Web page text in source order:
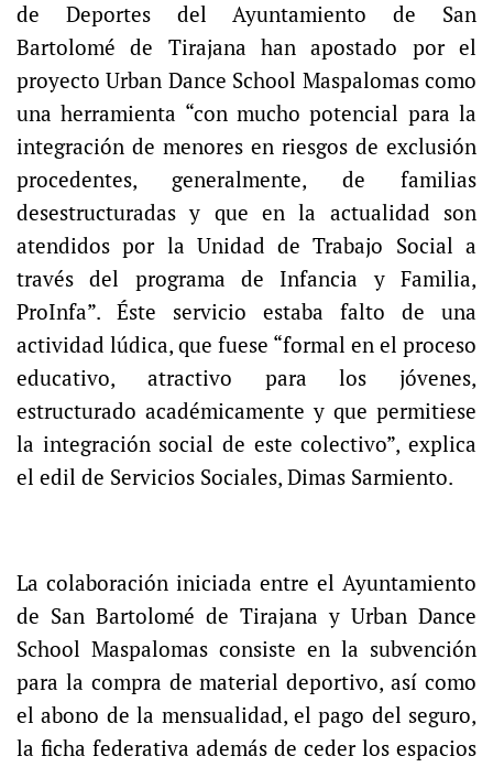
de Deportes del Ayuntamiento de San
Bartolomé de Tirajana han apostado por el
proyecto Urban Dance School Maspalomas como
una herramienta “con mucho potencial para la
integración de menores en riesgos de exclusión
procedentes, generalmente, de familias
desestructuradas y que en la actualidad son
atendidos por la Unidad de Trabajo Social a
través del programa de Infancia y Familia,
ProInfa”. Éste servicio estaba falto de una
actividad lúdica, que fuese “formal en el proceso
educativo, atractivo para los jóvenes,
estructurado académicamente y que permitiese
la integración social de este colectivo”, explica
el edil de Servicios Sociales, Dimas Sarmiento.
La colaboración iniciada entre el Ayuntamiento
de San Bartolomé de Tirajana y Urban Dance
School Maspalomas consiste en la subvención
para la compra de material deportivo, así como
el abono de la mensualidad, el pago del seguro,
la ficha federativa además de ceder los espacios